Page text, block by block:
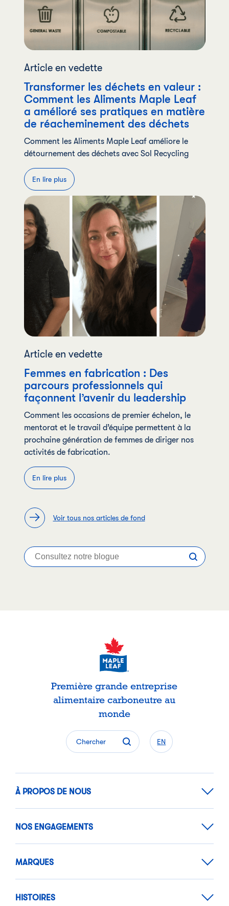
Article en vedette
Transformer les déchets en valeur :
Comment les Aliments Maple Leaf
a amélioré ses pratiques en matière
de réacheminement des déchets
Comment les Aliments Maple Leaf améliore le
détournement des déchets avec Sol Recycling
En lire plus
Article en vedette
Femmes en fabrication : Des
parcours professionnels qui
façonnent l’avenir du leadership
Comment les occasions de premier échelon, le
mentorat et le travail d’équipe permettent à la
prochaine génération de femmes de diriger nos
activités de fabrication.
En lire plus
Voir tous nos articles de fond
Première grande entreprise
alimentaire carboneutre au
monde
Chercher EN
À PROPOS DE NOUS
NOS ENGAGEMENTS
MARQUES
HISTOIRES